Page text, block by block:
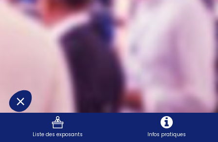
Liste des exposants Infos pratiques